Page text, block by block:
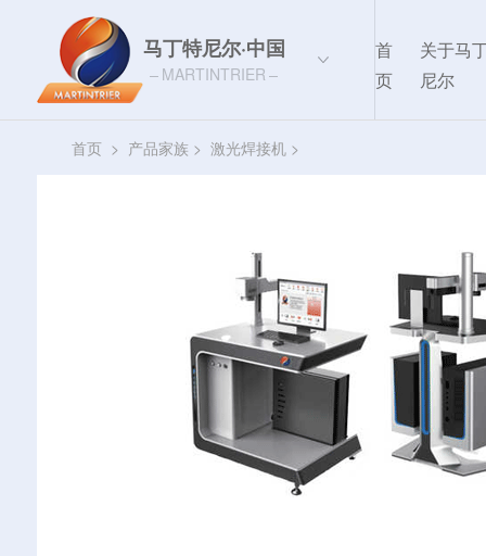
马丁特尼尔·中国
MARTINTRIER
首
页
关于马
尼尔
首页 > 产品家族 >激光焊接机 >